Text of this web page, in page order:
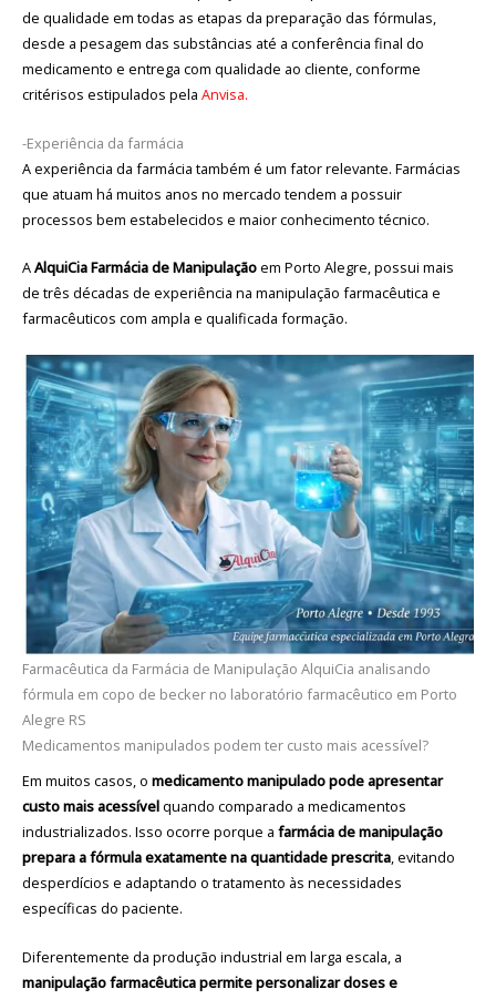
de qualidade em todas as etapas da preparação das fórmulas,
desde a pesagem das substâncias até a conferência final do
medicamento e entrega com qualidade ao cliente, conforme
critérisos estipulados pela Anvisa.
-Experiência da farmácia
A experiência da farmácia também é um fator relevante. Farmácias
que atuam há muitos anos no mercado tendem a possuir
processos bem estabelecidos e maior conhecimento técnico.
AAlquiCia Farmácia de Manipulaçãoem Porto Alegre, possui mais
de três décadas de experiência na manipulação farmacêutica e
farmacêuticos com ampla e qualificada formação.
Farmacêutica da Farmácia de Manipulação AlquiCia analisando
fórmula em copo de becker no laboratório farmacêutico em Porto
Alegre RS
Medicamentos manipulados podem ter custo mais acessível?
Em muitos casos, o medicamento manipulado pode apresentar
custo mais acessívelquando comparado a medicamentos
industrializados. Isso ocorre porque a farmácia de manipulação
prepara a fórmula exatamente na quantidade prescrita, evitando
desperdícios e adaptando o tratamento às necessidades
específicas do paciente.
Diferentemente da produção industrial em larga escala, a
manipulação farmacêutica permite personalizar doses e